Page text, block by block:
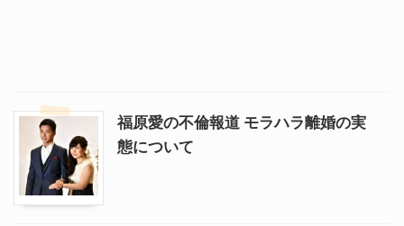
福原愛の不倫報道 モラハラ離婚の実
態について